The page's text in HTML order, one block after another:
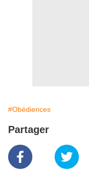
#Obédiences
Partager